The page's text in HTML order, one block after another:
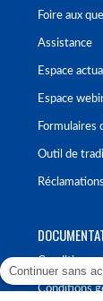
Foire aux
Assistance
Espace
Espace
Formulaires
Outil de
Réclamations
Conditions
Conditions
Continuer sans